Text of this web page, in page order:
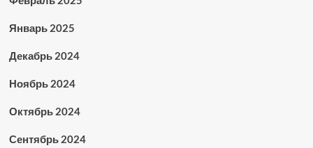
Январь 2025
Декабрь 2024
Ноябрь 2024
Октябрь 2024
Сентябрь 2024